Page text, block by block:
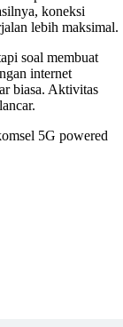
koneksi
lebih maksimal.
soal membuat
internet
biasa. Aktivitas
5G powered